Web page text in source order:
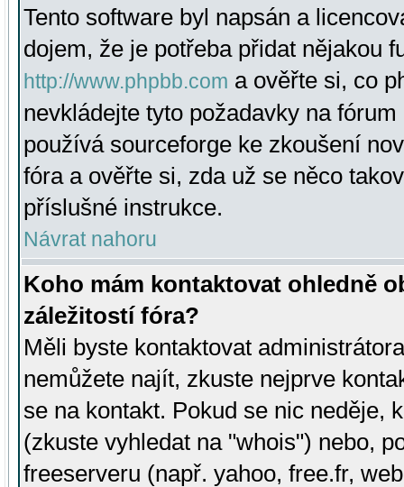
Tento software byl napsán a
dojem, že je potřeba přidat nějakou
http://www.phpbb.com a ověřte si, co
nevkládejte tyto požadavky na
používá sourceforge ke zkoušení
fóra a ověřte si, zda už se něco
příslušné instrukce.
Návrat nahoru
Koho mám kontaktovat ohledně
záležitostí fóra?
Měli byste kontaktovat
nemůžete najít, zkuste nejprve
se na kontakt. Pokud se nic neděje,
(zkuste vyhledat na "whois") nebo,
freeserveru (např. yahoo, free.fr,